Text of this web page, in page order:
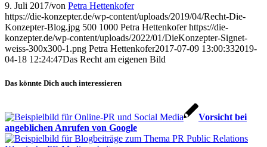
9. Juli 2017/von Petra Hettenkofer
https://die-konzepter.de/wp-content/uploads/2019/04/Recht-Die-
Konzepter-Blog.jpg 500 1000 Petra Hettenkofer https://die-
konzepter.de/wp-content/uploads/2022/01/DieKonzepter-Signet-
weiss-300x300-1.png Petra Hettenkofer2017-07-09 13:00:332019-
04-18 12:24:47Das Recht am eigenen Bild
Das könnte Dich auch interessieren
Vorsicht bei
angeb­lichen Anrufen von Google